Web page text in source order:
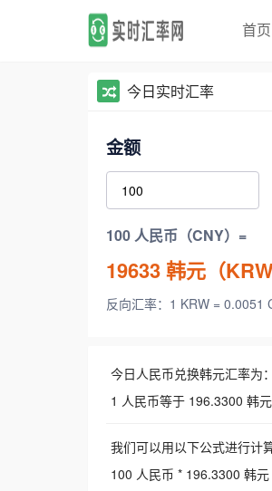
首页
今日实时汇率
金额
100 人民币（CNY）=
19633韩元（KRW
反向汇率：1 KRW = 0.0051
今日人民币兑换韩元汇率为：
1 人民币等于 196.3300 韩
我们可以用以下公式进行计算
100 人民币 * 196.3300 韩